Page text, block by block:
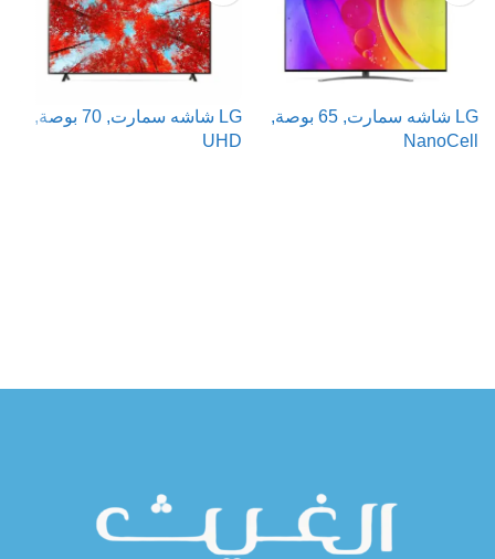
LG شاشه سمارت, 65 بوصة,
NanoCell
LG شاشه سمارت, 70 بوصة,
UHD